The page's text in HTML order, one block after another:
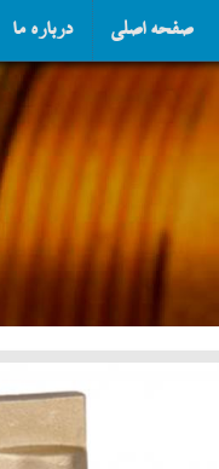
درباره ما صفحه اصلی